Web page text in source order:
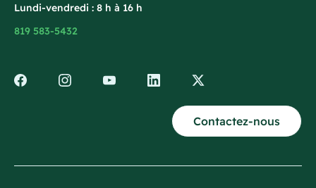
Lundi-vendredi : 8 h à 16 h
819 583-5432
Contactez-nous